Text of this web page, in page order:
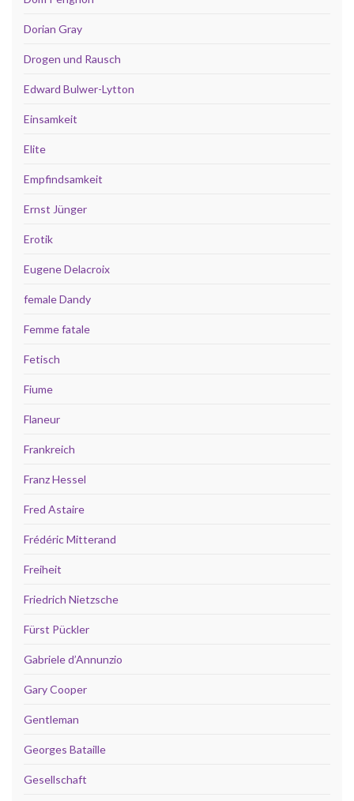
Dorian Gray
Drogen und Rausch
Edward Bulwer-Lytton
Einsamkeit
Elite
Empfindsamkeit
Ernst Jünger
Erotik
Eugene Delacroix
female Dandy
Femme fatale
Fetisch
Fiume
Flaneur
Frankreich
Franz Hessel
Fred Astaire
Frédéric Mitterand
Freiheit
Friedrich Nietzsche
Fürst Pückler
Gabriele d’Annunzio
Gary Cooper
Gentleman
Georges Bataille
Gesellschaft